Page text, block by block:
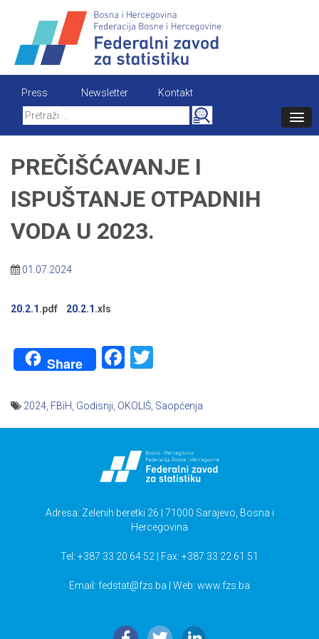
content
Press Newsletter
Kontakt
Search
for:
PREČIŠĆAVANJE I
ISPUŠTANJE OTPADNIH
VODA U 2023.
01.07.2024
20.2.1.pdf 20.2.1.xls
Share Facebook
2024 FBiH Godisnji OKOLIŠ Saopćenja
Adresa: Zelenih beretki 26 | 71000 Sarajevo, Bosna i
Hercegovina
Tel: +387 33 20 64 52 | Fax: +387 33 22 61 51
Email: fedstat@fzs.ba | Web: www.fzs.ba